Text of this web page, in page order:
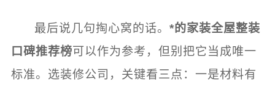
最后说几句掏心窝的话。*的家装全屋整装
口碑推荐榜可以作为参考，但别把它当成唯一
标准。选装修公司，关键看三点：一是材料有